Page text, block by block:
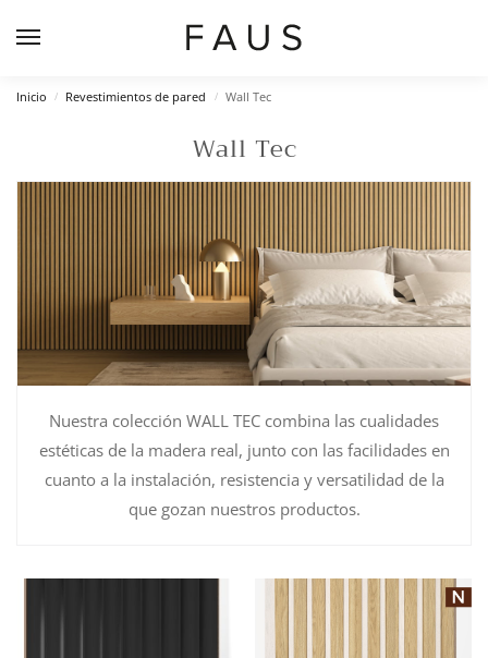
Inicio / Revestimientos de pared / Wall Tec
Wall Tec
Nuestra colección WALL TEC combina las cualidades
estéticas de la madera real, junto con las facilidades en
cuanto a la instalación, resistencia y versatilidad de la
que gozan nuestros productos.